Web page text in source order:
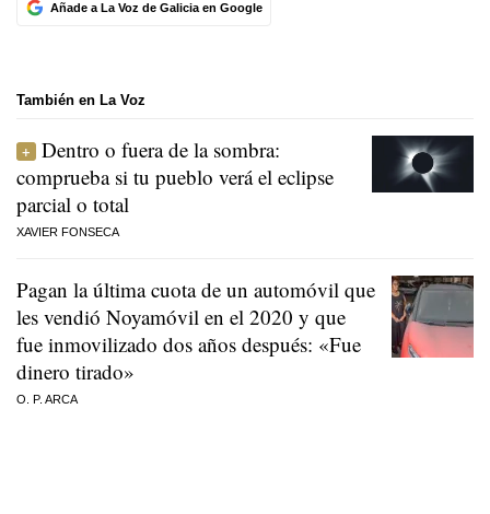
Añade a La Voz de Galicia en Google
También en La Voz
Dentro o fuera de la sombra:
comprueba si tu pueblo verá el eclipse
parcial o total
XAVIER FONSECA
Pagan la última cuota de un automóvil que
les vendió Noyamóvil en el 2020 y que
fue inmovilizado dos años después: «Fue
dinero tirado»
O. P. ARCA